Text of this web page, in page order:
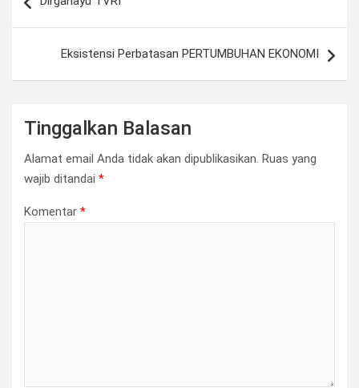
pos
Eksistensi Perbatasan PERTUMBUHAN EKONOMI
Tinggalkan Balasan
Alamat email Anda tidak akan dipublikasikan. Ruas yang
wajib ditandai *
Komentar *